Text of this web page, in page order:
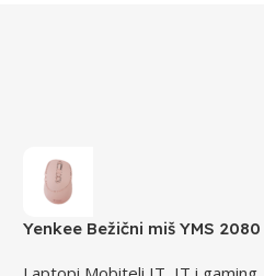
Yenkee Bežični miš YMS 2080